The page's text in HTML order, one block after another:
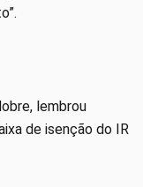
lembrou
de isenção do IR